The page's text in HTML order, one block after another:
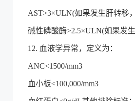
AST>3×ULN(如果发生肝转移
碱性磷酸酶>2.5×ULN(如果发
12. 血液学异常，定义为：
ANC<1500/mm3
血小板<100,000/mm3